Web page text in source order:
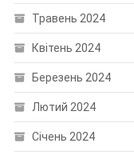
Травень 2024
Квітень 2024
Березень 2024
Лютий 2024
Січень 2024